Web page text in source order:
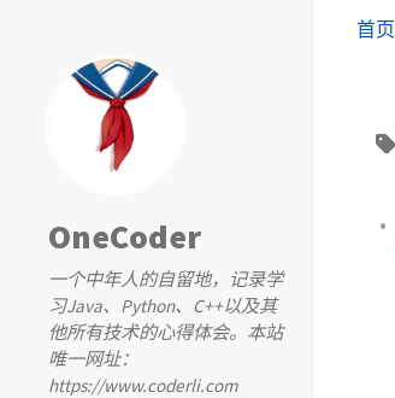
OneCoder
一个中年人的自留地，记录学
习Java、Python、C++以及其
他所有技术的心得体会。本站
唯一网址：
https://www.coderli.com
首页